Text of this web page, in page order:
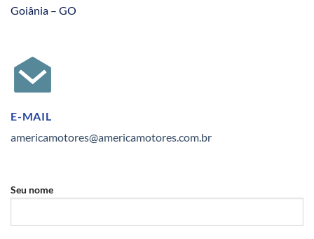
Goiânia – GO
E-MAIL
americamotores@americamotores.com.br
Seu nome